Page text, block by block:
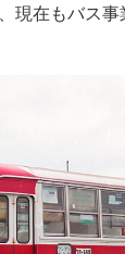
現在もバス